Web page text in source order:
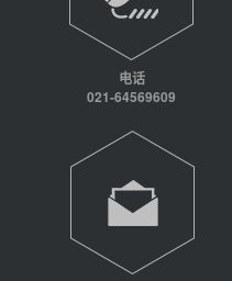
电话
021-64569609